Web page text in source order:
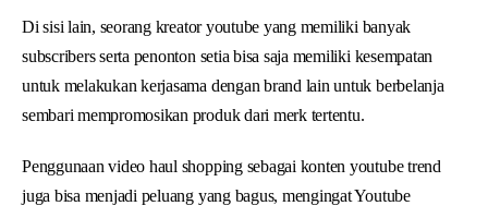
Di sisi lain, seorang kreator youtube yang memiliki banyak
subscribers serta penonton setia bisa saja memiliki kesempatan
untuk melakukan kerjasama dengan brand lain untuk berbelanja
sembari mempromosikan produk dari merk tertentu.
Penggunaan video haul shopping sebagai konten youtube trend
juga bisa menjadi peluang yang bagus, mengingat Youtube